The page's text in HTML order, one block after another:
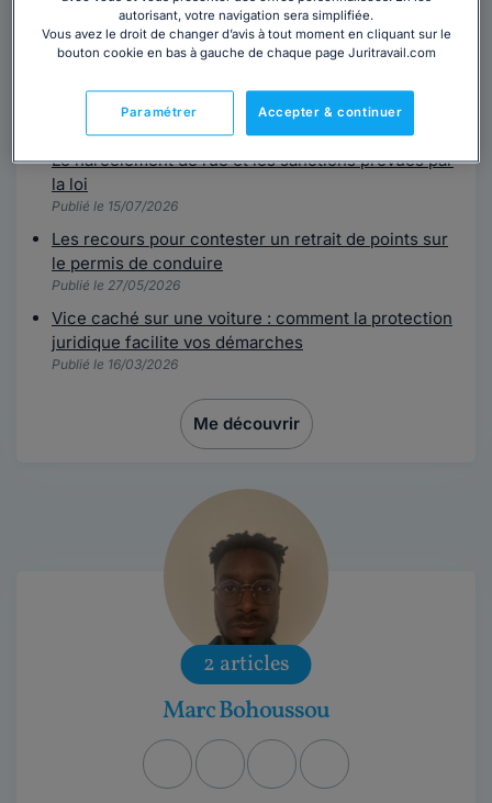
droit des contrats et au droit des affaires. Ces
domaines occupent une place centrale dans la vie
économique et juridique, car ils encadrent et
sécurisent les relations entre les...
Mes derniers articles :
Le harcèlement de rue et les sanctions prévues par
la loi
Publié le 15/07/2026
Les recours pour contester un retrait de points sur
le permis de conduire
Publié le 27/05/2026
Vice caché sur une voiture : comment la protection
juridique facilite vos démarches
Publié le 16/03/2026
Me découvrir
2 articles
Marc Bohoussou
autorisant, votre navigation sera simplifiée.
Vous avez le droit de changer d’avis à tout moment en cliquant sur le
bouton cookie en bas à gauche de chaque page Juritravail.com
Accepter & continuer
Paramétrer